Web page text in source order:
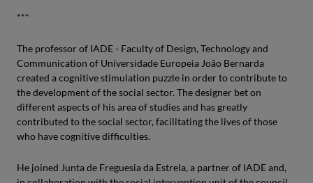
***
The professor of IADE - Faculty of Design, Technology and
Communication of Universidade Europeia João Bernarda
created a cognitive stimulation puzzle in order to contribute to
the development of the social sector. The designer bet on
different aspects of his area of studies and has greatly
contributed to the social sector, facilitating the lives of those
who have cognitive difficulties.
He joined Junta de Freguesia da Estrela, a partner of IADE and,